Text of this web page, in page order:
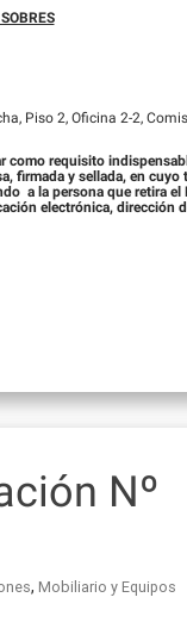
Piso 2, Oficina 2-2,
como requisito
firmada y sellada, en cuyo
a la persona que retira el
electrónica, dirección
Nº
, Mobiliario y Equipos